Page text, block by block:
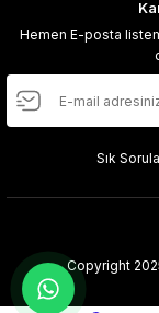
Hemen E-posta
Sık
Copyright